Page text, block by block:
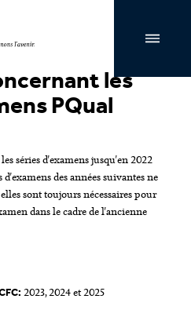
les
PQual
séries d'examens jusqu'en 2022
d'examens des années suivantes ne
sont toujours nécessaires pour
dans le cadre de l'ancienne
2023, 2024 et 2025